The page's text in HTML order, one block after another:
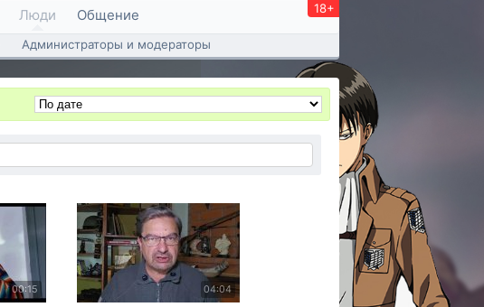
Люди Общение 18+
Администраторы и модераторы
00:15 04:04